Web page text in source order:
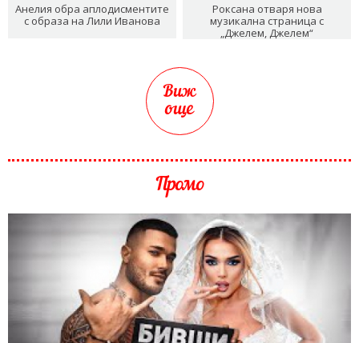
Анелия обра аплодисментите
с образа на Лили Иванова
Роксана отваря нова
музикална страница с
„Джелем, Джелем“
Виж
още
Промо